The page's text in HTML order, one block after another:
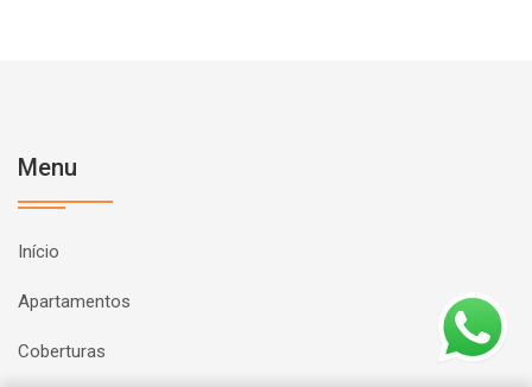
Menu
Início
Apartamentos
Coberturas